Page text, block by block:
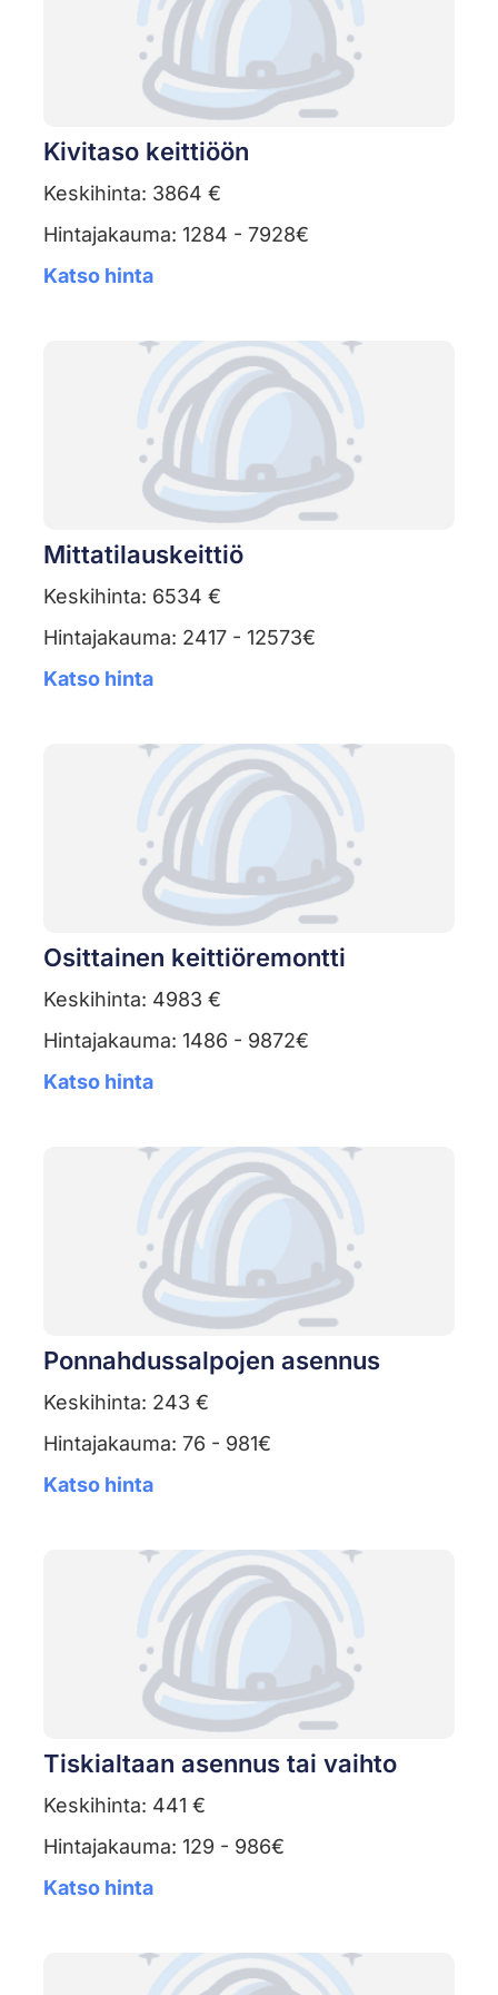
Kivitaso keittiöön
Keskihinta: 3864 €
Hintajakauma: 1284 - 7928€
Katso hinta
Mittatilauskeittiö
Keskihinta: 6534 €
Hintajakauma: 2417 - 12573€
Katso hinta
Osittainen keittiöremontti
Keskihinta: 4983 €
Hintajakauma: 1486 - 9872€
Katso hinta
Ponnahdussalpojen asennus
Keskihinta: 243 €
Hintajakauma: 76 - 981€
Katso hinta
Tiskialtaan asennus tai vaihto
Keskihinta: 441 €
Hintajakauma: 129 - 986€
Katso hinta